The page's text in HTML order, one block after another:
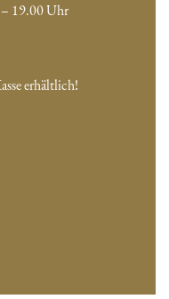
19.00 Uhr
erhältlich!